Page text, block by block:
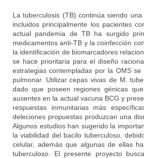
La tuberculosis (TB) continúa siendo
incluidos principalmente los pacientes
actual pandemia de TB ha surgido
medicamentos anti-TB y la coinfección
la identificación de biomarcadores
se hace prioritaria para el diseño
estrategias contempladas por la OMS
pulmonar. Utilizar cepas vivas de M.
dado que poseen regiones génicas
ausentes en la actual vacuna BCG y
respuestas inmunitarias más
deleciones propuestas produzcan una
Algunos estudios han sugerido la
la viabilidad del bacilo tuberculoso,
celular, además que algunas de ellas
tuberculoso. El presente proyecto